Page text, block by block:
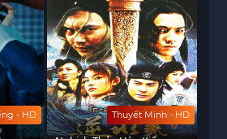
này đã có trên
với chất lượngVietsub Full
thể bỏ lỡ cho những tín đồ
cổ trang đậm chất huyền
- HD Thuyết Minh - HD